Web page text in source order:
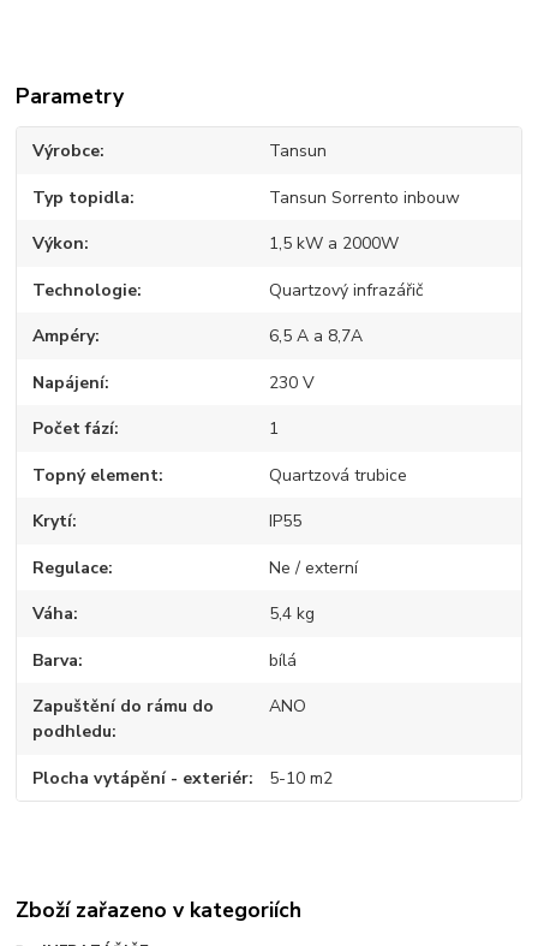
Parametry
Výrobce Tansun
Typ topidla Tansun Sorrento inbouw
Výkon 1,5 kW a 2000W
Technologie Quartzový infrazářič
Ampéry 6,5 A a 8,7A
Napájení 230 V
Počet fází 1
Topný element Quartzová trubice
Krytí IP55
Regulace Ne / externí
Váha 5,4 kg
Barva bílá
Zapuštění do rámu do
podhledu
ANO
Plocha vytápění - exteriér 5-10 m2
Zboží zařazeno v kategoriích